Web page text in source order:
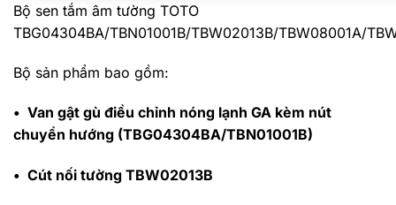
Bộ sen tắm âm tường TOTO
TBG04304BA/TBN01001B/TBW02013B/TBW08001A/
Bộ sản phẩm bao gồm:
• Van gật gù điều chỉnh nóng lạnh GA kèm nút
chuyển hướng (TBG04304BA/TBN01001B)
• Cút nối tường TBW02013B